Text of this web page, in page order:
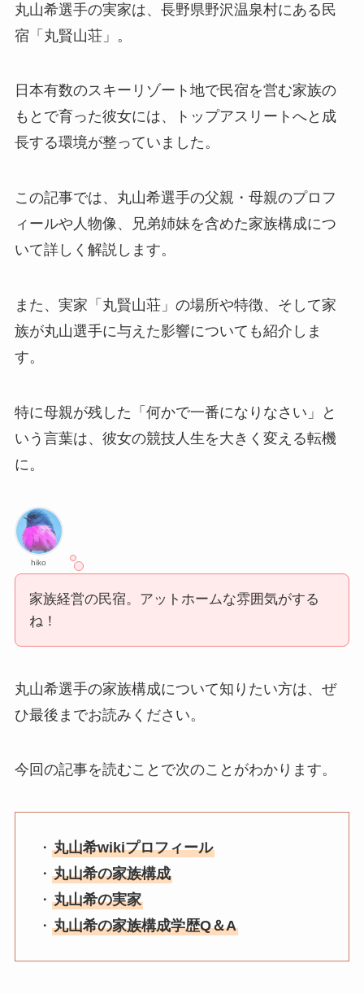
丸山希選手の実家は、長野県野沢温泉村にある民
宿「丸賢山荘」。
日本有数のスキーリゾート地で民宿を営む家族の
もとで育った彼女には、トップアスリートへと成
長する環境が整っていました。
この記事では、丸山希選手の父親・母親のプロフ
ィールや人物像、兄弟姉妹を含めた家族構成につ
いて詳しく解説します。
また、実家「丸賢山荘」の場所や特徴、そして家
族が丸山選手に与えた影響についても紹介しま
す。
特に母親が残した「何かで一番になりなさい」と
いう言葉は、彼女の競技人生を大きく変える転機
に。
hiko
家族経営の民宿。アットホームな雰囲気がする
ね！
丸山希選手の家族構成について知りたい方は、ぜ
ひ最後までお読みください。
今回の記事を読むことで次のことがわかります。
・ 丸山希wikiプロフィール
・ 丸山希の家族構成
・ 丸山希の実家
・ 丸山希の家族構成学歴Q＆A